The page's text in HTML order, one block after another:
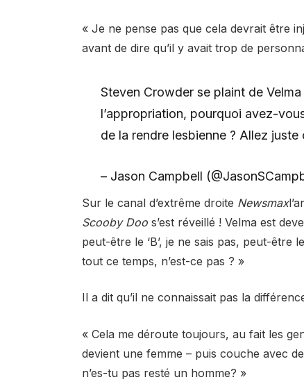
« Je ne pense pas que cela devrait être
avant de dire qu’il y avait trop de
Steven Crowder se plaint de
l’appropriation, pourquoi avez-
de la rendre lesbienne ? Allez juste
– Jason Campbell
Sur le canal d’extrême droite Newsmax
Scooby Doos’est réveillé ! Velma est
peut-être le ‘B’, je ne sais pas, peut-être
tout ce temps, n’est-ce pas ? »
Il a dit qu’il ne connaissait pas la
« Cela me déroute toujours, au fait les
devient une femme – puis couche avec
n’es-tu pas resté un homme? »